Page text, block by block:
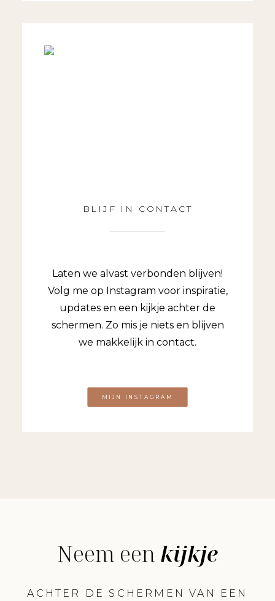
BLIJF IN CONTACT
Laten we alvast verbonden blijven!
Volg me op Instagram voor inspiratie,
updates en een kijkje achter de
schermen. Zo mis je niets en blijven
we makkelijk in contact.
MIJN INSTAGRAM
Neem een kijkje
ACHTER DE SCHERMEN VAN EEN